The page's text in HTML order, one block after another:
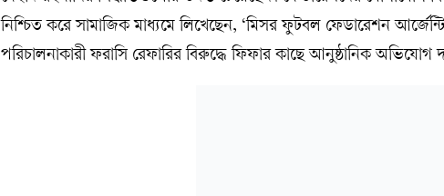
নিশ্চিত করে সামাজিক মাধ্যমে লিখেছেন, ‘মিসর ফুটবল ফেডারেশন
পরিচালনাকারী ফরাসি রেফারির বিরুদ্ধে ফিফার কাছে আনুষ্ঠানিক অভিযোগ